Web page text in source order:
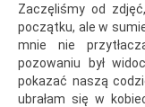
Zaczęliśmy od
początku, ale w
mnie nie
pozowaniu był
pokazać naszą
ubrałam się w